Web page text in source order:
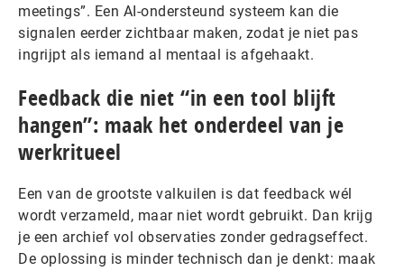
meetings”. Een AI-ondersteund systeem kan die
signalen eerder zichtbaar maken, zodat je niet pas
ingrijpt als iemand al mentaal is afgehaakt.
Feedback die niet “in een tool blijft
hangen”: maak het onderdeel van je
werkritueel
Een van de grootste valkuilen is dat feedback wél
wordt verzameld, maar niet wordt gebruikt. Dan krijg
je een archief vol observaties zonder gedragseffect.
De oplossing is minder technisch dan je denkt: maak